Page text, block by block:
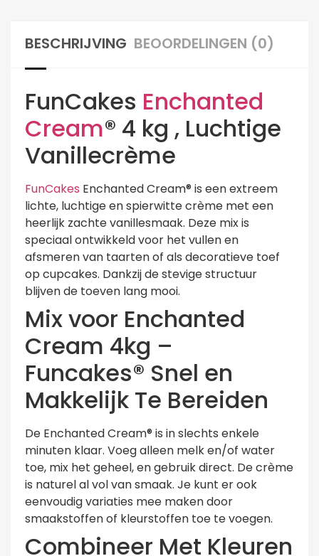
BESCHRIJVING BEOORDELINGEN (0)
FunCakes Enchanted
Cream® 4 kg , Luchtige
Vanillecrème
FunCakes Enchanted Cream® is een extreem
lichte, luchtige en spierwitte crème met een
heerlijk zachte vanillesmaak. Deze mix is
speciaal ontwikkeld voor het vullen en
afsmeren van taarten of als decoratieve toef
op cupcakes. Dankzij de stevige structuur
blijven de toeven lang mooi.
Mix voor Enchanted
Cream 4kg –
Funcakes® Snel en
Makkelijk Te Bereiden
De Enchanted Cream® is in slechts enkele
minuten klaar. Voeg alleen melk en/of water
toe, mix het geheel, en gebruik direct. De crème
is naturel al vol van smaak. Je kunt er ook
eenvoudig variaties mee maken door
smaakstoffen of kleurstoffen toe te voegen.
Combineer Met Kleuren